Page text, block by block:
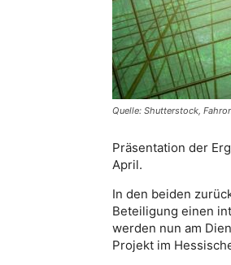
Quelle: Shutterstock,
Präsentation der
April.
In den beiden
Beteiligung einen
werden nun am
Projekt im